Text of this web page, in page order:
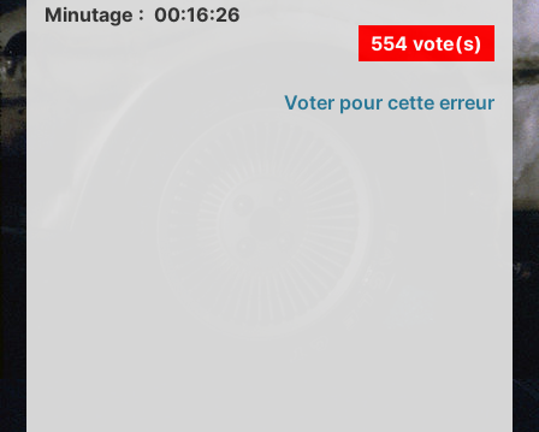
Minutage : 00:16:26
554 vote(s)
Voter pour cette erreur